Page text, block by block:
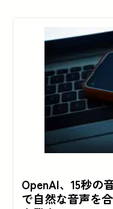
OpenAI、15秒の
で自然な音声を